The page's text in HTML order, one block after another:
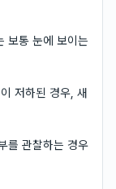
보통 눈에 보이는
저하된 경우, 새
를 관찰하는 경우